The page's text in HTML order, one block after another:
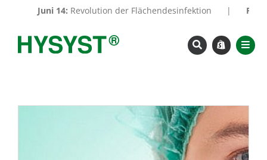
Juni 14:Revolution der Flächendesinfektion Feb. 12: